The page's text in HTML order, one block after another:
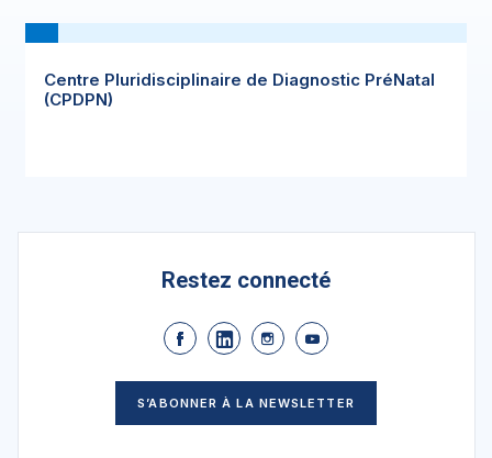
Centre Pluridisciplinaire de Diagnostic PréNatal
(CPDPN)
Restez connecté
S’ABONNER À LA NEWSLETTER